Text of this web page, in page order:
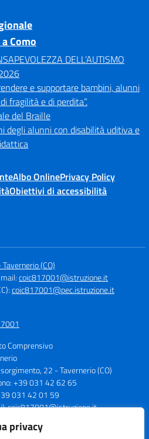
privacy
Como
DELL’AUTISMO
e supportare bambini, alunni
fragilità e di perdita”.
del Braille
degli alunni con disabilità uditiva e
Albo OnlinePrivacy Policy
Obiettivi di accessibilità
(CO)
coic817001@istruzione.it
coic817001@pec.istruzione.it
Comprensivo
22 - Tavernerio (CO)
+39 031 42 62 65
031 42 01 59
coic817001@istruzione.it